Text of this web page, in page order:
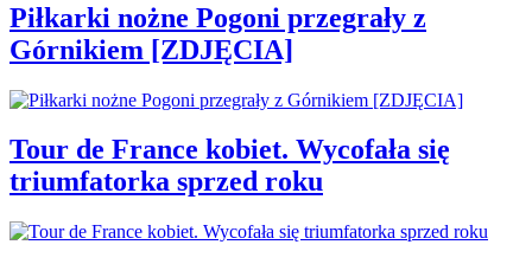
Piłkarki nożne Pogoni przegrały z
Górnikiem [ZDJĘCIA]
Tour de France kobiet. Wycofała się
triumfatorka sprzed roku